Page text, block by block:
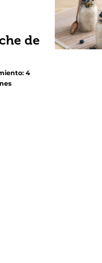
de
4